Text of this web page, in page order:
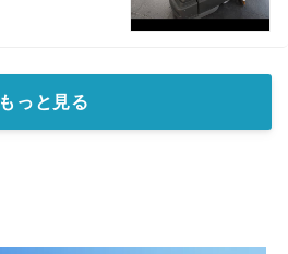
もっと見る